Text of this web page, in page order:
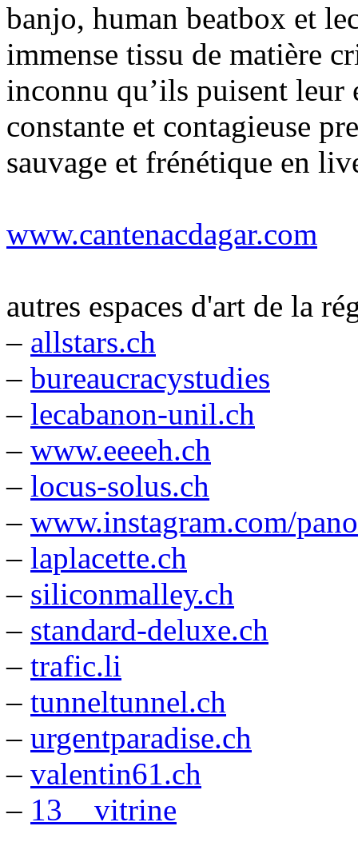
banjo, human beatbox et
immense tissu de matière
inconnu qu’ils puisent leur
constante et contagieuse
sauvage et frénétique en
www.cantenacdagar.com
autres espaces d'art de la
– allstars.ch
– bureaucracystudies
– lecabanon-unil.ch
– www.eeeeh.ch
– locus-solus.ch
– www.instagram.com/
– laplacette.ch
– siliconmalley.ch
– standard-deluxe.ch
– trafic.li
– tunneltunnel.ch
– urgentparadise.ch
– valentin61.ch
– 13__vitrine